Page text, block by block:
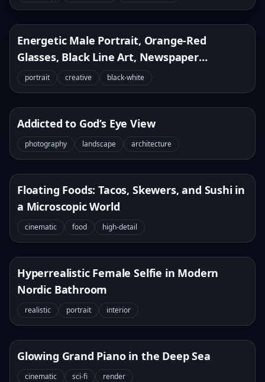
Energetic Male Portrait, Orange-Red
Glasses, Black Line Art, Newspaper
Background
portrait creative black-white
Addicted to God’s Eye View
photography landscape architecture
Floating Foods: Tacos, Skewers, and Sushi in
a Microscopic World
cinematic food high-detail
Hyperrealistic Female Selfie in Modern
Nordic Bathroom
realistic portrait interior
Glowing Grand Piano in the Deep Sea
cinematic sci-fi render